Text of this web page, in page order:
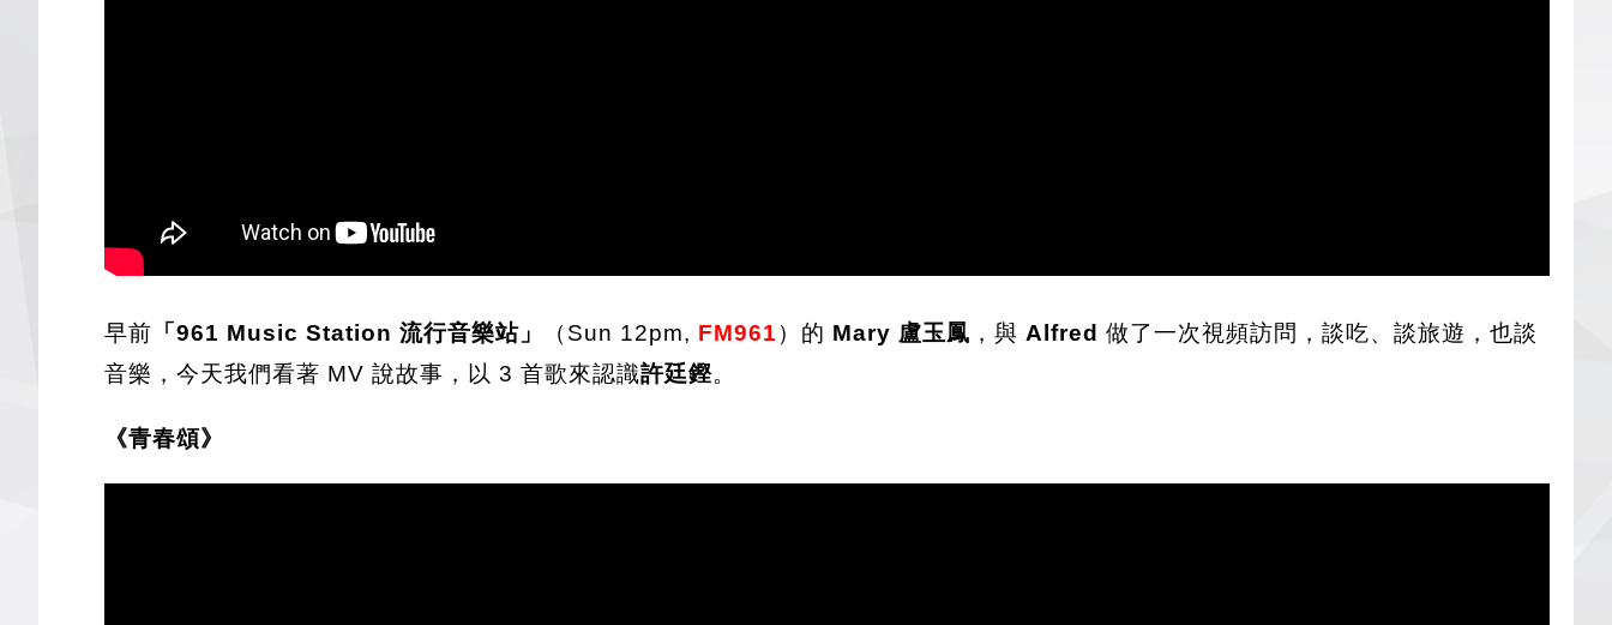
早前 「961 Music Station 流行音樂站」 （Sun 12pm, FM961 ）的 Mary 盧玉鳳 ，與 Alfred 做了一次視頻訪問，談吃、談旅遊，也談
音樂，今天我們看著 MV 說故事，以 3 首歌來認識許廷鏗。
《青春頌》